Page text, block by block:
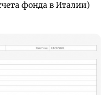
фонда в Италии)